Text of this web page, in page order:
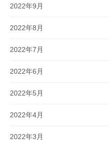
2022年9月
2022年8月
2022年7月
2022年6月
2022年5月
2022年4月
2022年3月